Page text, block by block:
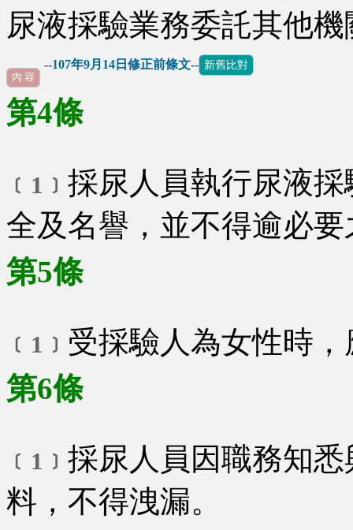
尿液採驗業務委託其他
--107年9月14日修正前條文-- 新舊比對
內 容
第4條
﹝1﹞ 採尿人員執行尿液
全及名譽，並不得逾必
第5條
﹝1﹞ 受採驗人為女性時
第6條
﹝1﹞ 採尿人員因職務知
料，不得洩漏。